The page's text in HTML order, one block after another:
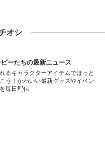
オシ
ーたちの最新ニュース
るキャラクターアイテムでほっと
う！かわいい最新グッズやイベン
毎日配信